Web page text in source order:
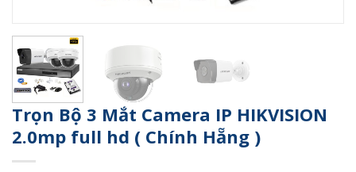
Trọn Bộ 3 Mắt Camera IP HIKVISION
2.0mp full hd ( Chính Hẵng )